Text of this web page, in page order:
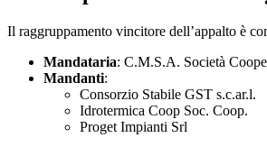
Il raggruppamento vincitore dell’appalto è
Mandataria: C.M.S.A. Società
Mandanti:
Consorzio Stabile GST s.c.ar.l.
Idrotermica Coop Soc. Coop.
Proget Impianti Srl